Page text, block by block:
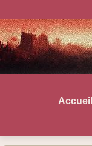
Accueil